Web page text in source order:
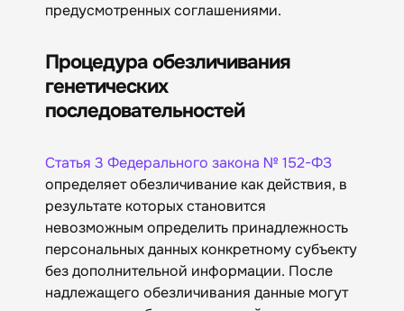
предусмотренных соглашениями.
Процедура обезличивания
генетических
последовательностей
Статья 3 Федерального закона № 152-ФЗ
определяет обезличивание как действия, в
результате которых становится
невозможным определить принадлежность
персональных данных конкретному субъекту
без дополнительной информации. После
надлежащего обезличивания данные могут